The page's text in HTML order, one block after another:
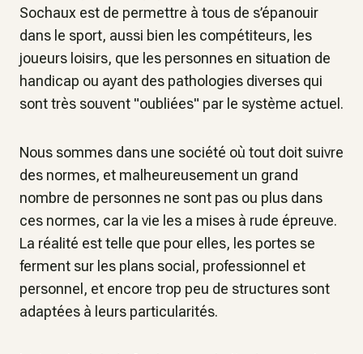
Sochaux est de permettre à tous de s’épanouir
dans le sport, aussi bien les compétiteurs, les
joueurs loisirs, que les personnes en situation de
handicap ou ayant des pathologies diverses qui
sont très souvent "oubliées" par le système actuel.
Nous sommes dans une société où tout doit suivre
des normes, et malheureusement un grand
nombre de personnes ne sont pas ou plus dans
ces normes, car la vie les a mises à rude épreuve.
La réalité est telle que pour elles, les portes se
ferment sur les plans social, professionnel et
personnel, et encore trop peu de structures sont
adaptées à leurs particularités.